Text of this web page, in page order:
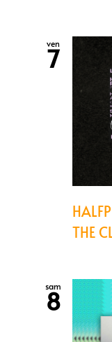
ven
7
THE
sam
8